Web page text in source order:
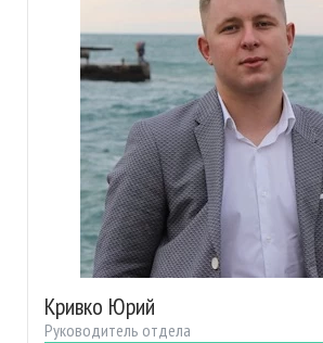
Кривко Юрий
Руководитель отдела